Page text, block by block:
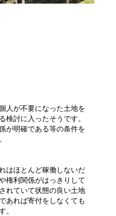
人が不要になった土地を
検討に入ったそうです。
が明確である等の条件を
はほとんど稼働しないだ
権利関係がはっきりして
れていて状態の良い土地
あれば寄付をしなくても